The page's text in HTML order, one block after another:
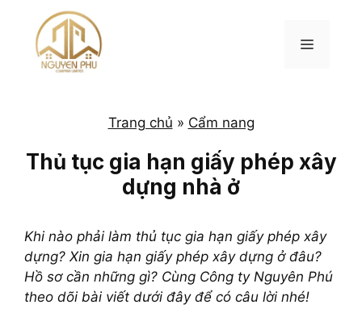
MENU
Trang chủ » Cẩm nang
Thủ tục gia hạn giấy phép xây
dựng nhà ở
Khi nào phải làm thủ tục gia hạn giấy phép xây
dựng? Xin gia hạn giấy phép xây dựng ở đâu?
Hồ sơ cần những gì? Cùng Công ty Nguyên Phú
theo dõi bài viết dưới đây để có câu lời nhé!